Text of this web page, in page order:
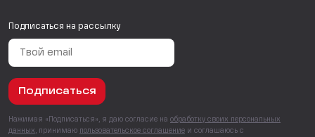
Подписаться на рассылку
Подписаться
Нажимая «Подписаться», я даю согласие на обработку своих персональных
данных , принимаю пользовательское соглашение и соглашаюсь с